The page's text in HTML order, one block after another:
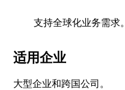
支持全球化业务需求。
适用企业
大型企业和跨国公司。